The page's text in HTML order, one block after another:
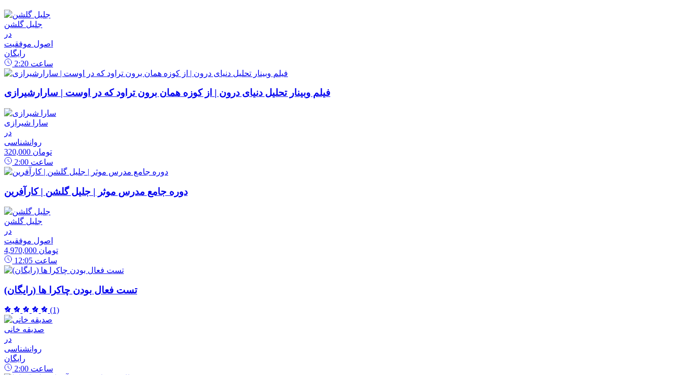
جلیل گلشن
در
اصول موفقیت
رایگان
2:20 ساعت
فیلم وبینار تحلیل دنیای درون | از کوزه همان برون تراود که در اوست | سارارشیرازی
سارا شیرازی
در
روانشناسی
320,000 تومان
2:00 ساعت
دوره جامع مدرس موثر | جلیل گلشن | کارآفرین
جلیل گلشن
در
اصول موفقیت
4,970,000 تومان
12:05 ساعت
تست فعال بودن چاکرا ها (رایگان)
(1)
صدیقه خانی
در
روانشناسی
رایگان
2:00 ساعت